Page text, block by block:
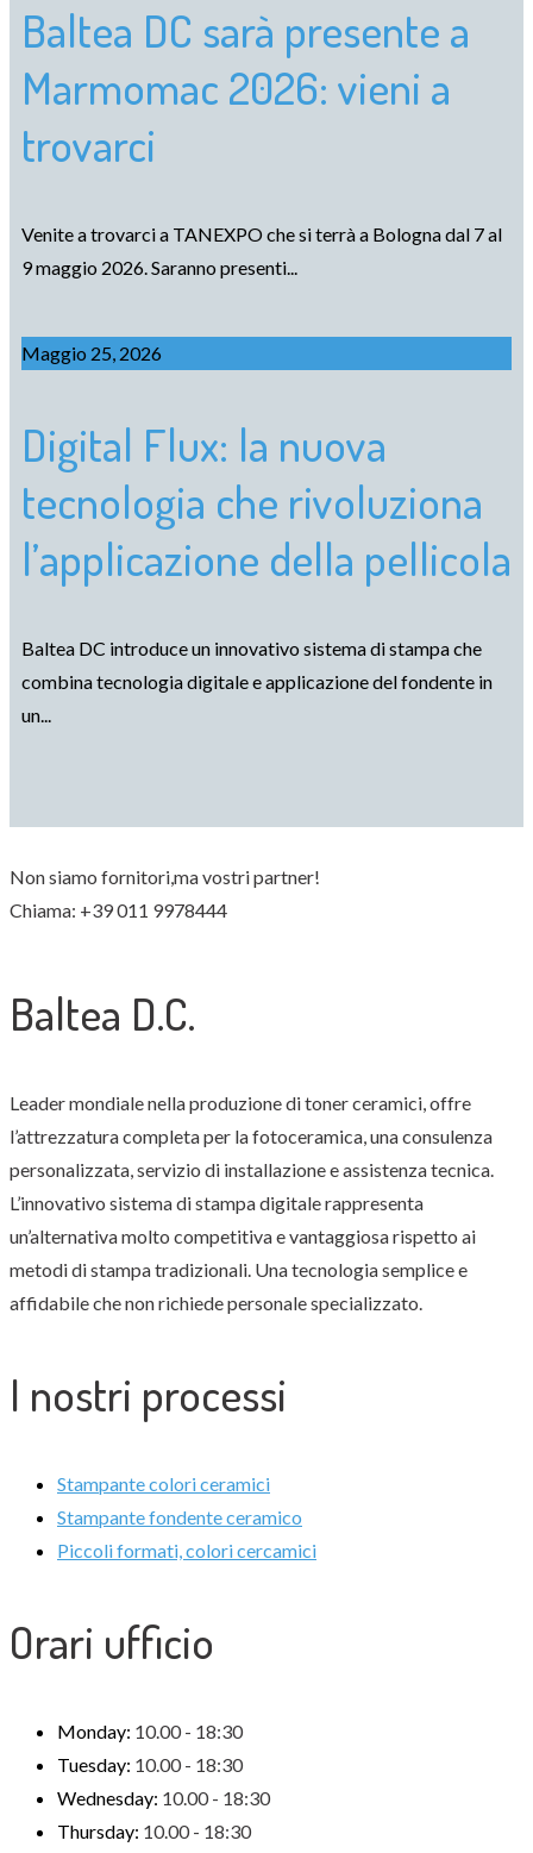
Baltea DC sarà presente a
Marmomac 2026: vieni a
trovarci
Venite a trovarci a TANEXPO che si terrà a Bologna dal 7 al
9 maggio 2026. Saranno presenti...
Maggio 25, 2026
Digital Flux: la nuova
tecnologia che rivoluziona
l’applicazione della pellicola
Baltea DC introduce un innovativo sistema di stampa che
combina tecnologia digitale e applicazione del fondente in
un...
Non siamo fornitori,ma vostri partner!
Chiama: +39 011 9978444
Baltea D.C.
Leader mondiale nella produzione di toner ceramici, offre
l’attrezzatura completa per la fotoceramica, una consulenza
personalizzata, servizio di installazione e assistenza tecnica.
L’innovativo sistema di stampa digitale rappresenta
un’alternativa molto competitiva e vantaggiosa rispetto ai
metodi di stampa tradizionali. Una tecnologia semplice e
affidabile che non richiede personale specializzato.
I nostri processi
Stampante colori ceramici
Stampante fondente ceramico
Piccoli formati, colori cercamici
Orari ufficio
Monday: 10.00 - 18:30
Tuesday: 10.00 - 18:30
Wednesday: 10.00 - 18:30
Thursday: 10.00 - 18:30